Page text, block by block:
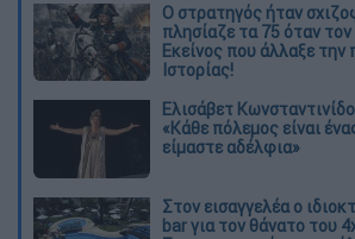
O στρατηγός ήταν
πλησίαζε τα 75 όταν
Εκείνος που άλλαξε την
Ιστορίας!
Ελισάβετ
«Κάθε πόλεμος είναι
είμαστε αδέλφια»
Στον εισαγγελέα ο
bar για τον θάνατο του